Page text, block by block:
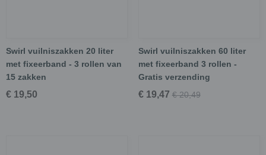
Swirl vuilniszakken 20 liter
met fixeerband - 3 rollen van
15 zakken
€ 19,50
Swirl vuilniszakken 60 liter
met fixeerband 3 rollen -
Gratis verzending
€ 19,47 € 20,49